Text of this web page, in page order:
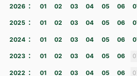
2026 : 01 02 03 04 05 06
2025 : 01 02 03 04 05 06
2024 : 01 02 03 04 05 06
2023 : 01 02 03 04 05 06
2022 : 01 02 03 04 05 06